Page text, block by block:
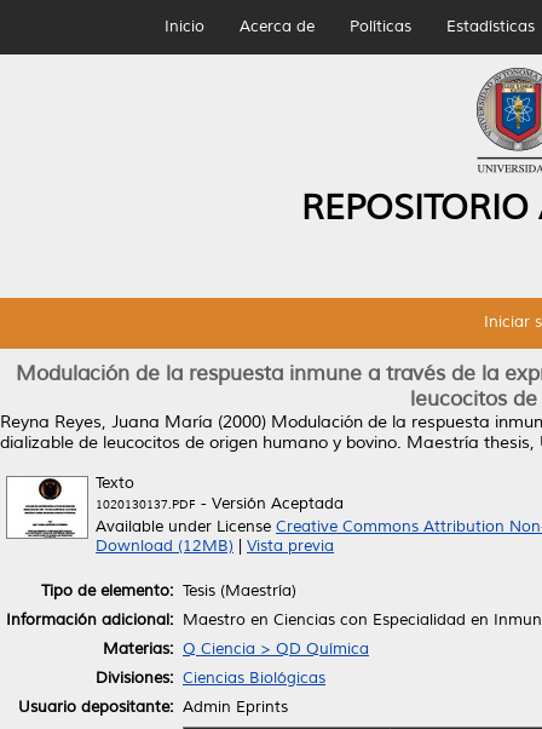
Inicio Acerca de Políticas Estadísticas
Iniciar
Modulación de la respuesta inmune a través de la
leucocitos
Reyna Reyes, Juana María (2000) Modulación de la respuesta
dializable de leucocitos de origen humano y bovino. Maestría thesis,
Texto
1020130137.PDF - Versión Aceptada
Available under License Creative Commons Attribution
Download (12MB)
Vista previa
Tipo de elemento: Tesis (Maestría)
Información adicional: Maestro en Ciencias con Especialidad en
Materias: Q Ciencia > QD Química
Divisiones: Ciencias Biológicas
Usuario depositante: Admin Eprints